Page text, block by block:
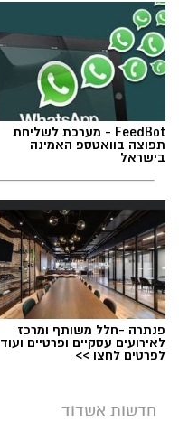
FeedBot - מערכת לשליחת
תפוצה בוואטספ האמינה
בישראל
פנתרה -חלל משותף ומרכז
לאירועים עסקיים ופרטיים ועוד
לפרטים לחצו >>
חדשות אשדוד